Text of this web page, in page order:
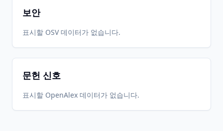
보안
표시할 OSV 데이터가 없습니다.
문헌 신호
표시할 OpenAlex 데이터가 없습니다.